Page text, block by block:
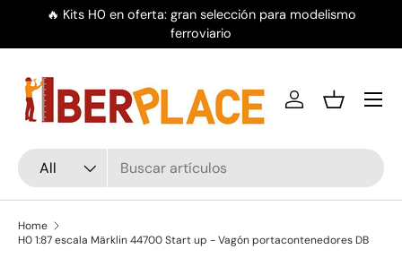
🔥 Kits H0 en oferta: gran selección para modelismo
ferroviario
Search
Product type
All
Log inBasket
Menu
Home
H0 1:87 escala Märklin 44700 Start up - Vagón portacontenedores DB